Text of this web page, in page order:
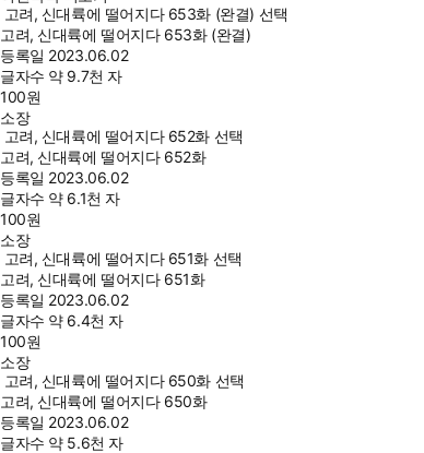
고려, 신대륙에 떨어지다 653화 (완결) 선택
고려, 신대륙에 떨어지다 653화 (완결)
등록일 2023.06.02
글자수 약 9.7천 자
100원
소장
고려, 신대륙에 떨어지다 652화 선택
고려, 신대륙에 떨어지다 652화
등록일 2023.06.02
글자수 약 6.1천 자
100원
소장
고려, 신대륙에 떨어지다 651화 선택
고려, 신대륙에 떨어지다 651화
등록일 2023.06.02
글자수 약 6.4천 자
100원
소장
고려, 신대륙에 떨어지다 650화 선택
고려, 신대륙에 떨어지다 650화
등록일 2023.06.02
글자수 약 5.6천 자